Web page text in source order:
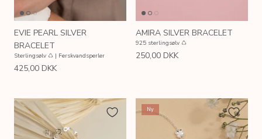
SIMPLE LINK GOLDEN CHAIN
Fra
495,00
EVIE PEARL SILVER
BRACELET
Sterlingsølv ♺ | Ferskvandsperler
425,00 DKK
AMIRA SILVER BRACELET
925 sterlingsølv ♺
250,00 DKK
Ny